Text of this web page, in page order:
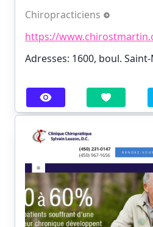
Chiropracticiens
https://
Adresses: 1600, boul.